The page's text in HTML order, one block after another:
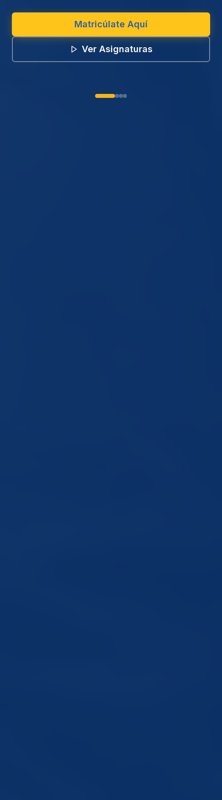
Matricúlate Aquí
Ver Asignaturas